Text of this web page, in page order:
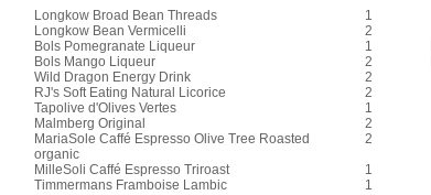
Longkow Broad Bean Threads 1
Longkow Bean Vermicelli 2
Bols Pomegranate Liqueur 1
Bols Mango Liqueur 2
Wild Dragon Energy Drink 2
RJ's Soft Eating Natural Licorice 2
Tapolive d'Olives Vertes 1
Malmberg Original 2
MariaSole Caffé Espresso Olive Tree Roasted
organic
2
MilleSoli Caffé Espresso Triroast 1
Timmermans Framboise Lambic 1